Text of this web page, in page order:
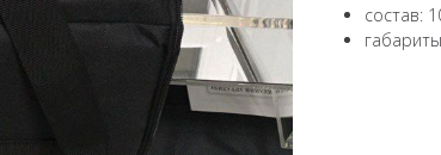
состав: